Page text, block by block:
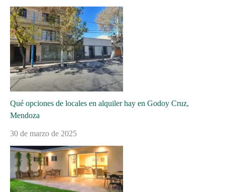
Qué opciones de locales en alquiler hay en Godoy Cruz,
Mendoza
30 de marzo de 2025